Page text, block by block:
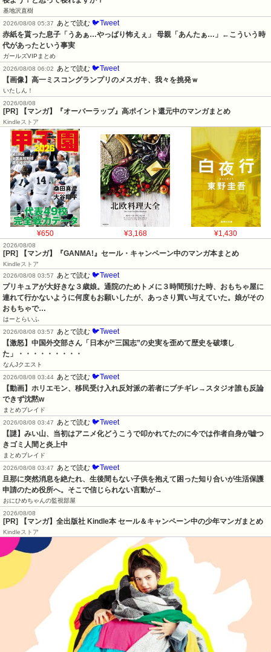
基地沢直樹
2026/08/08 05:37
あとで読む 🐦Tweet
赤紙を貰った息子「うあぁ…やっぱり怖えぇ」 母親「あんたぁ…」←こういう時
代があったという事実
ガールズVIPまとめ
2026/08/08 06:02
あとで読む 🐦Tweet
【画像】高一ミスコングランプリのメスガキ、我々を挑発ｗ
いたしん！
2026/08/08
[PR] 【マンガ】『オーバーラップ』高ポイント還元中のマンガまとめ
Kindleストア
¥650 ¥3,168 ¥1,430
2026/08/08
[PR] 【マンガ】『GANMA!』セール・キャンペーン中のマンガ本まとめ
Kindleストア
2026/08/08 03:57
あとで読む 🐦Tweet
プリキュアが大好きな３歳娘。通院のためトメに３時間預けた時、おもちゃ屋に
連れて行かないように何度もお願いしたが、あっさり買い与えていた。娘がその
おもちゃで…
はーとらいふ
2026/08/08 03:57
あとで読む 🐦Tweet
【激怒】中国外交部さん「日本が“三国志”の史実を歪めて歴史を破壊し
た」・・・・・・・・・
なんJクエスト
2026/08/08 03:44 あとで読む 🐦Tweet
【動画】ホリエモン、移民受け入れ反対派の若者にブチギレ→スタジオ誰も反論
できず沈黙w
まとめブレイド
2026/08/08 03:47
あとで読む 🐦Tweet
【謎】みい山、当初はアニメ化どうこうで叩かれてたのに今では作者自身が嘘つ
きゴミ人間と炎上中
まとめブレイド
2026/08/08 03:47
あとで読む 🐦Tweet
旦那に突然消息を絶たれ、生後間もない子供を抱えて困った知り合いが生活保護
申請のため役所へ。そこで信じられない言動が→
おにひめちゃんの監視部屋
2026/08/08
[PR] 【マンガ】全出版社 Kindle本 セール＆キャンペーン中の少年マンガまとめ
Kindleストア